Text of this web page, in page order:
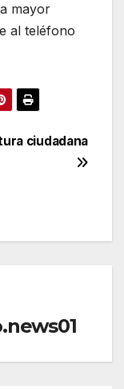
mayor
al teléfono
ciudadana